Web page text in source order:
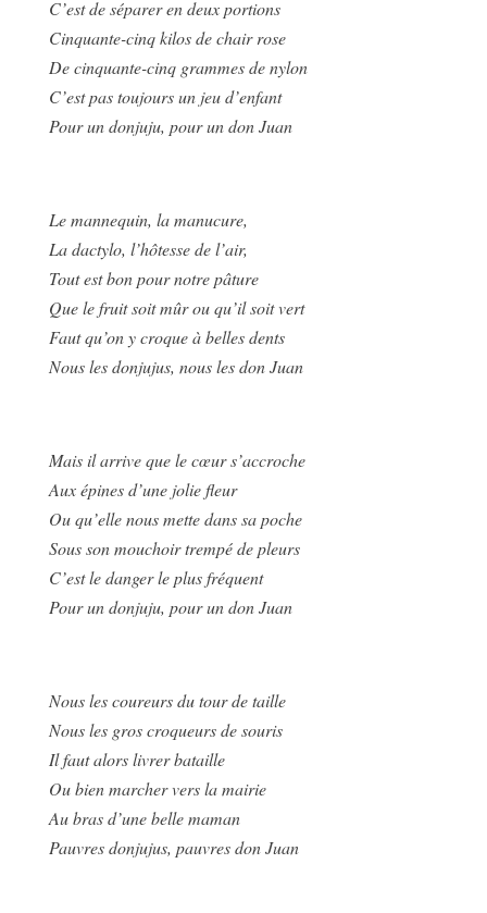
C’est de séparer en deux portions
Cinquante-cinq kilos de chair rose
De cinquante-cinq grammes de nylon
C’est pas toujours un jeu d’enfant
Pour un donjuju, pour un don Juan
Le mannequin, la manucure,
La dactylo, l’hôtesse de l’air,
Tout est bon pour notre pâture
Que le fruit soit mûr ou qu’il soit vert
Faut qu’on y croque à belles dents
Nous les donjujus, nous les don Juan
Mais il arrive que le cœur s’accroche
Aux épines d’une jolie fleur
Ou qu’elle nous mette dans sa poche
Sous son mouchoir trempé de pleurs
C’est le danger le plus fréquent
Pour un donjuju, pour un don Juan
Nous les coureurs du tour de taille
Nous les gros croqueurs de souris
Il faut alors livrer bataille
Ou bien marcher vers la mairie
Au bras d’une belle maman
Pauvres donjujus, pauvres don Juan